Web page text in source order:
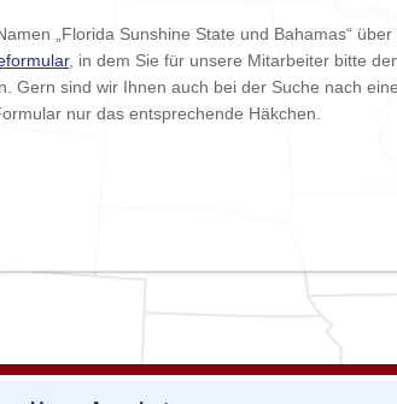
„Florida Sunshine State und Bahamas“ über
, in dem Sie für unsere Mitarbeiter bitte
Gern sind wir Ihnen auch bei der Suche nach
nur das entsprechende Häkchen.